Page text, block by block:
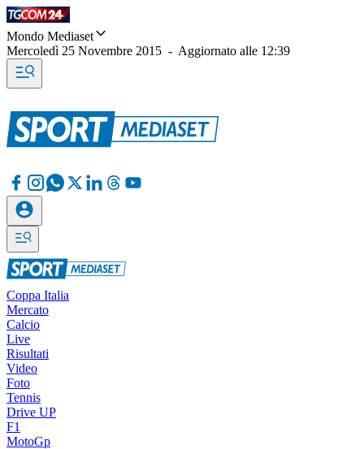
Mondo Mediaset
Mercoledì 25 Novembre 2015 - Aggiornato alle 12:39
Coppa Italia
Mercato
Calcio
Live
Risultati
Video
Foto
Tennis
Drive UP
F1
MotoGp